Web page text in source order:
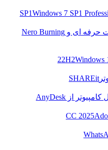
Windows 7 SP1
Nero Burning
ازAnyDesk